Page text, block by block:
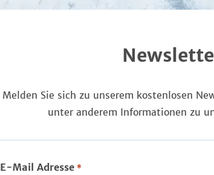
Melden Sie sich zu unserem kostenlosen
unter anderem Informationen zu
E-Mail Adresse *